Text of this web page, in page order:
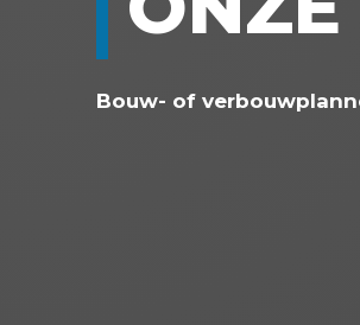
Bouw- of